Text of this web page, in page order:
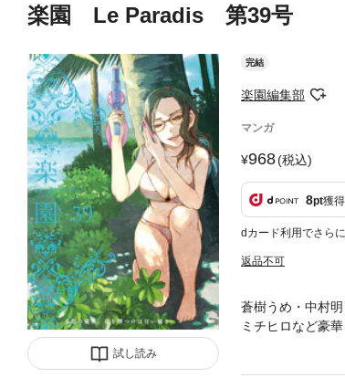
楽園 Le Paradis 第39号
試し読み
完結
楽園編集部
マンガ
968(税込)
8pt獲得
dカード利用でさら
返品不可
蒼樹うめ・中村
ミチヒロなど豪